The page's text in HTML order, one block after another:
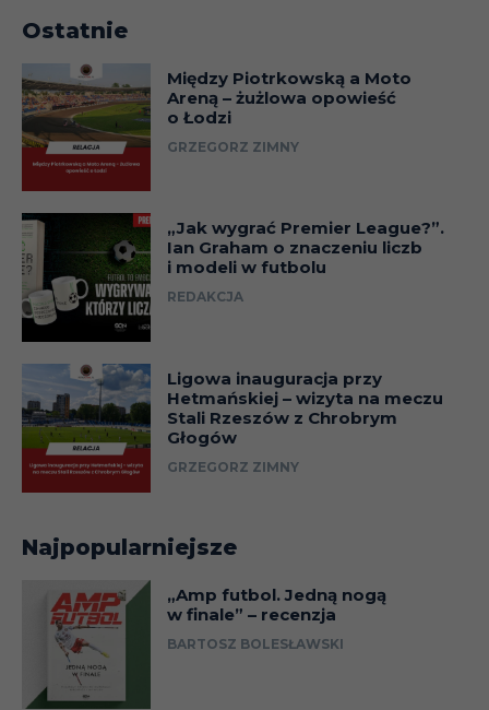
Ostatnie
Między Piotrkowską a Moto
Areną – żużlowa opowieść
o Łodzi
GRZEGORZ ZIMNY
„Jak wygrać Premier League?”.
Ian Graham o znaczeniu liczb
i modeli w futbolu
REDAKCJA
Ligowa inauguracja przy
Hetmańskiej – wizyta na meczu
Stali Rzeszów z Chrobrym
Głogów
GRZEGORZ ZIMNY
Najpopularniejsze
„Amp futbol. Jedną nogą
w finale” – recenzja
BARTOSZ BOLESŁAWSKI